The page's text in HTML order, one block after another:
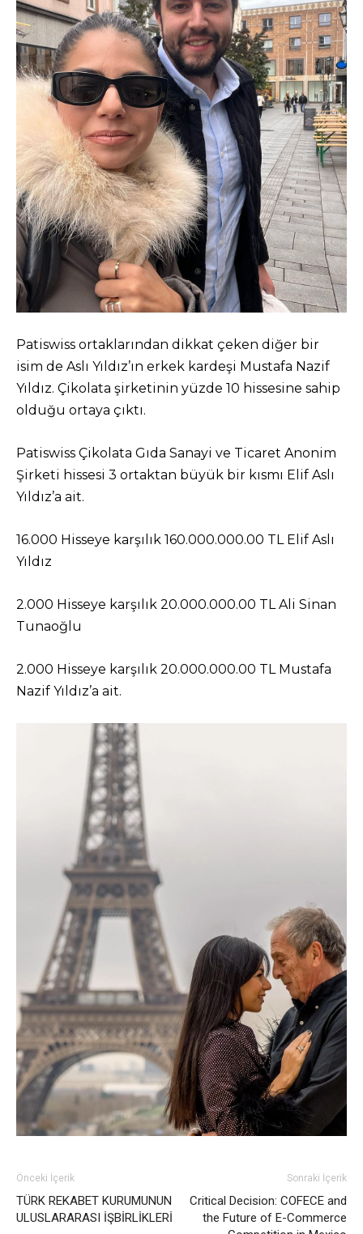
Patiswiss ortaklarından dikkat çeken diğer bir
isim de Aslı Yıldız’ın erkek kardeşi Mustafa Nazif
Yıldız. Çikolata şirketinin yüzde 10 hissesine sahip
olduğu ortaya çıktı.
Patiswiss Çikolata Gıda Sanayi ve Ticaret Anonim
Şirketi hissesi 3 ortaktan büyük bir kısmı Elif Aslı
Yıldız’a ait.
16.000 Hisseye karşılık 160.000.000.00 TL Elif Aslı
Yıldız
2.000 Hisseye karşılık 20.000.000.00 TL Ali Sinan
Tunaoğlu
2.000 Hisseye karşılık 20.000.000.00 TL Mustafa
Nazif Yıldız’a ait.
Önceki İçerik
TÜRK REKABET KURUMUNUN
ULUSLARARASI İŞBİRLİKLERİ
Sonraki İçerik
Critical Decision: COFECE and
the Future of E-Commerce